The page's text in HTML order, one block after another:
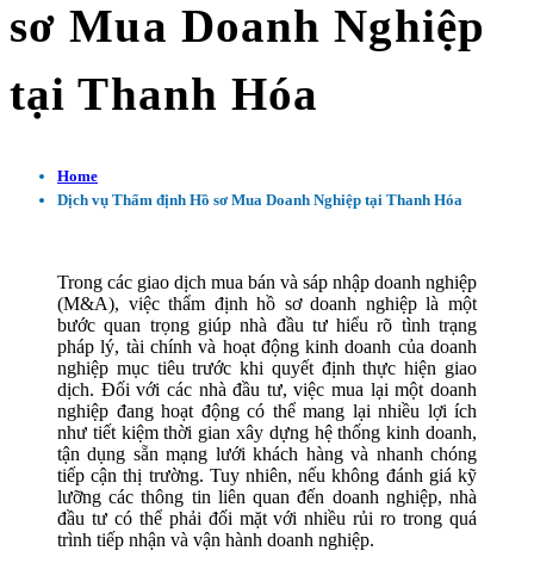
sơ Mua Doanh Nghiệp
tại Thanh Hóa
Home
Dịch vụ Thẩm định Hồ sơ Mua Doanh Nghiệp tại Thanh Hóa
Trong các giao dịch mua bán và sáp nhập doanh nghiệp
(M&A), việc thẩm định hồ sơ doanh nghiệp là một
bước quan trọng giúp nhà đầu tư hiểu rõ tình trạng
pháp lý, tài chính và hoạt động kinh doanh của doanh
nghiệp mục tiêu trước khi quyết định thực hiện giao
dịch. Đối với các nhà đầu tư, việc mua lại một doanh
nghiệp đang hoạt động có thể mang lại nhiều lợi ích
như tiết kiệm thời gian xây dựng hệ thống kinh doanh,
tận dụng sẵn mạng lưới khách hàng và nhanh chóng
tiếp cận thị trường. Tuy nhiên, nếu không đánh giá kỹ
lưỡng các thông tin liên quan đến doanh nghiệp, nhà
đầu tư có thể phải đối mặt với nhiều rủi ro trong quá
trình tiếp nhận và vận hành doanh nghiệp.